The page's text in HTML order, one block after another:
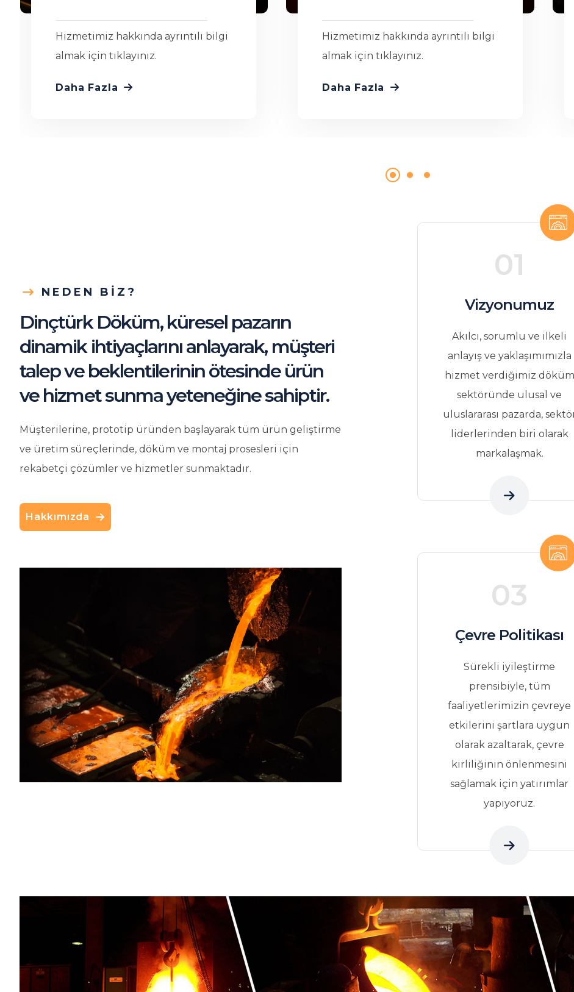
Hizmetimiz hakkında ayrıntılı bilgi
almak için tıklayınız.
Daha Fazla
Hizmetimiz hakkında ayrıntılı bilgi
almak için tıklayınız.
Daha Fazla
NEDEN BIZ?
Dinçtürk Döküm, küresel pazarın
dinamik ihtiyaçlarını anlayarak, müşteri
talep ve beklentilerinin ötesinde ürün
ve hizmet sunma yeteneğine sahiptir.
Müşterilerine, prototip üründen başlayarak tüm ürün geliştirme
ve üretim süreçlerinde, döküm ve montaj prosesleri için
rekabetçi çözümler ve hizmetler sunmaktadır.
Hakkımızda
01
Vizyonumuz
Akılcı, sorumlu ve ilkeli
anlayış ve yaklaşımımızla
hizmet verdiğimiz döküm
sektöründe ulusal ve
uluslararası pazarda,
liderlerinden biri olarak
markalaşmak.
03
Çevre Politikası
Sürekli iyileştirme
prensibiyle, tüm
faaliyetlerimizin çevreye
etkilerini şartlara uygun
olarak azaltarak, çevre
kirliliğinin önlenmesini
sağlamak için yatırımlar
yapıyoruz.